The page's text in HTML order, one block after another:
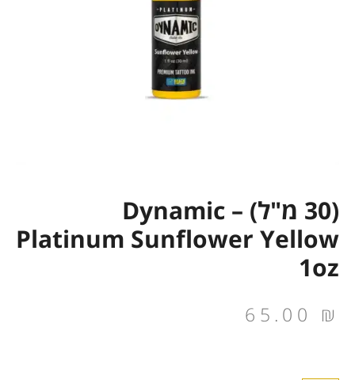
(30 מ"ל) Dynamic –
Platinum Sunflower Yellow
1oz
65.00 ₪